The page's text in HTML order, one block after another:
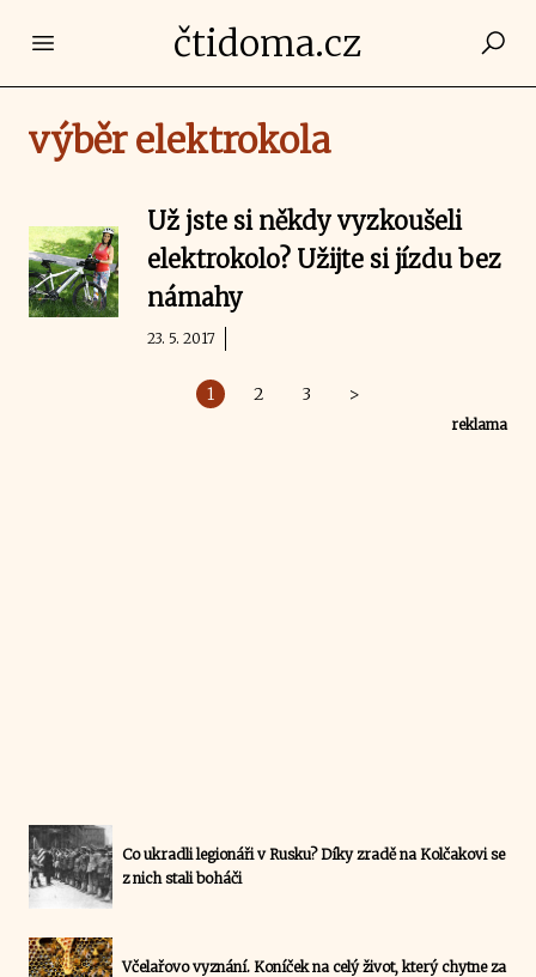
Open main menučtidoma.cz
výběr elektrokola
Už jste si někdy vyzkoušeli
elektrokolo? Užijte si jízdu bez
námahy
23. 5. 2017
1 2 3 >
reklama
Co ukradli legionáři v Rusku? Díky zradě na Kolčakovi se
z nich stali boháči
Včelařovo vyznání. Koníček na celý život, který chytne za